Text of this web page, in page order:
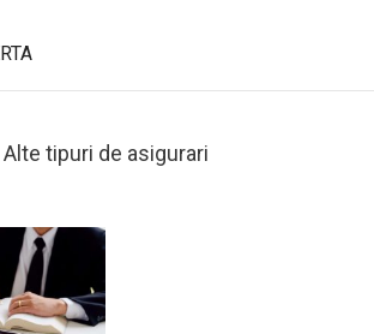
Alte tipuri de asigurari